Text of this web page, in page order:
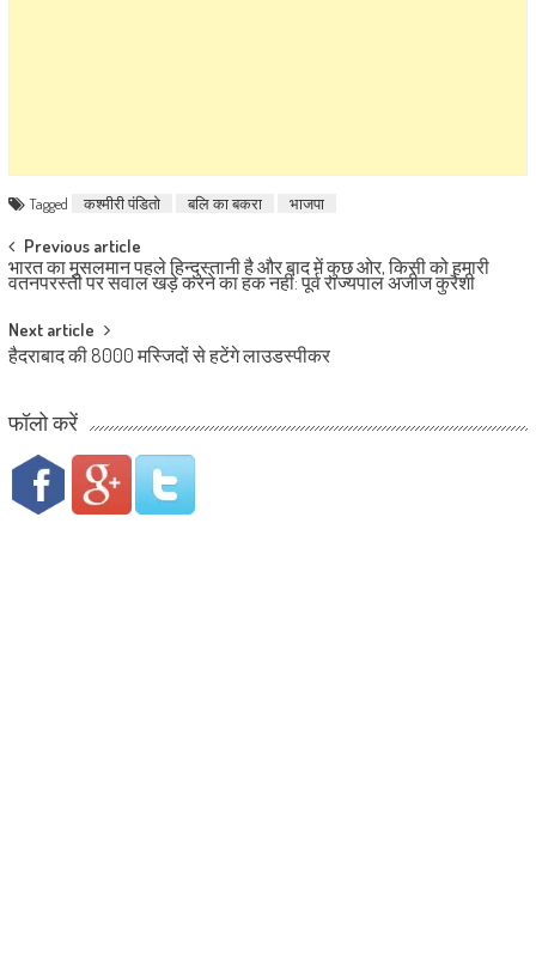
Tagged कश्मीरी पंडितो बलि का बकरा भाजपा
Post navigation
Previous article
भारत का मुसलमान पहले हिन्दुस्तानी है और बाद में कुछ ओर, किसी को हमारी
वतनपरस्ती पर सवाल खड़े करने का हक नहीं: पूर्व राज्यपाल अजीज कुरैशी
Next article
हैदराबाद की 8000 मस्जिदों से हटेंगे लाउडस्पीकर
फॉलो करें